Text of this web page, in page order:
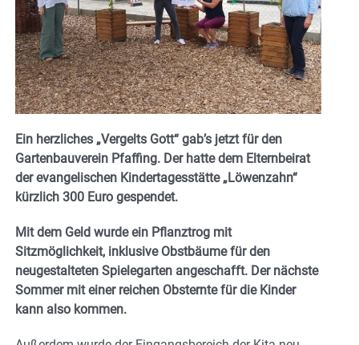
Ein herzliches „Vergelts Gott“ gab’s jetzt für den
Gartenbauverein Pfaffing. Der hatte dem Elternbeirat
der evangelischen Kindertagesstätte „Löwenzahn“
kürzlich 300 Euro gespendet.
Mit dem Geld wurde ein Pflanztrog mit
Sitzmöglichkeit, inklusive Obstbäume für den
neugestalteten Spielegarten angeschafft. Der nächste
Sommer mit einer reichen Obsternte für die Kinder
kann also kommen.